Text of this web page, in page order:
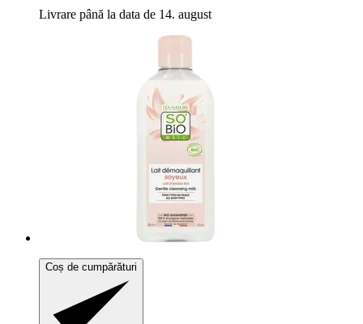
Livrare până la data de 14. august
Coș de cumpărături